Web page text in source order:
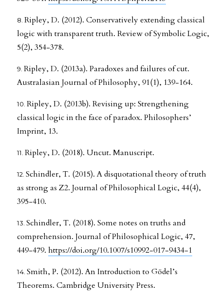
Ripley, D. (2012). Conservatively extending classical
logic with transparent truth. Review of Symbolic Logic,
5(2), 354-378.
Ripley, D. (2013a). Paradoxes and failures of cut.
Australasian Journal of Philosophy, 91(1), 139-164.
Ripley, D. (2013b). Revising up: Strengthening
classical logic in the face of paradox. Philosophers’
Imprint, 13.
Ripley, D. (2018). Uncut. Manuscript.
Schindler, T. (2015). A disquotational theory of truth
as strong as Z2. Journal of Philosophical Logic, 44(4),
395-410.
Schindler, T. (2018). Some notes on truths and
comprehension. Journal of Philosophical Logic, 47,
449-479. https://doi.org/10.1007/s10992-017-9434-1
Smith, P. (2012). An Introduction to Gödel’s
Theorems. Cambridge University Press.